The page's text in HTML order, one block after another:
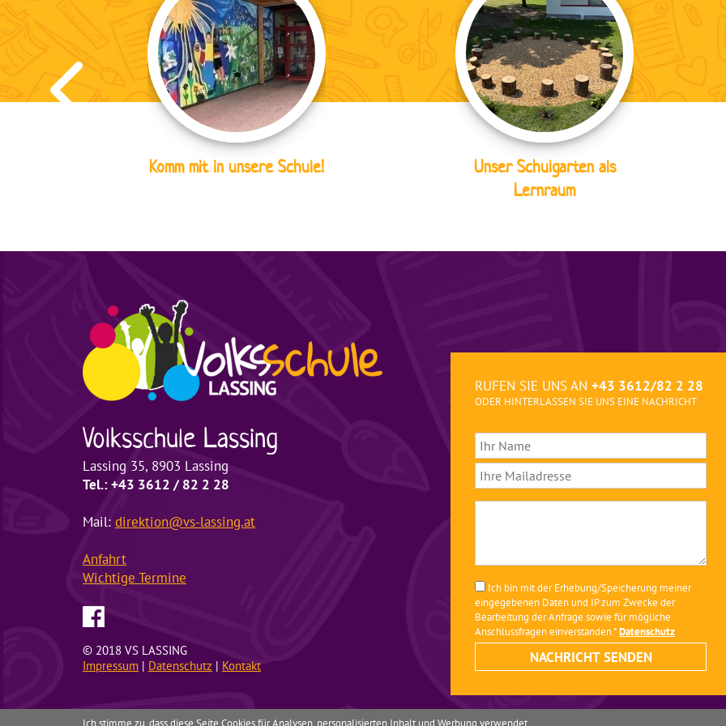
Ich stimme zu, dass diese Seite Cookies für Analysen, personalisierten Inhalt und Werbung verwendet.
Komm mit in unsere Schule!
Unser Schulgarten als
Lernraum
VolksschuleLassing
Lassing 35, 8903 Lassing
Tel.: +43 3612 / 82 2 28
Mail: direktion@vs-lassing.at
Anfahrt
Wichtige Termine
© 2018 VS LASSING
Impressum | Datenschutz | Kontakt
RUFEN SIE UNS AN +43 3612/82 2 28
ODER HINTERLASSEN SIE UNS EINE NACHRICHT
Ich bin mit der Erhebung/Speicherung meiner
eingegebenen Daten und IP zum Zwecke der
Bearbeitung der Anfrage sowie für mögliche
Anschlussfragen einverstanden.*Datenschutz